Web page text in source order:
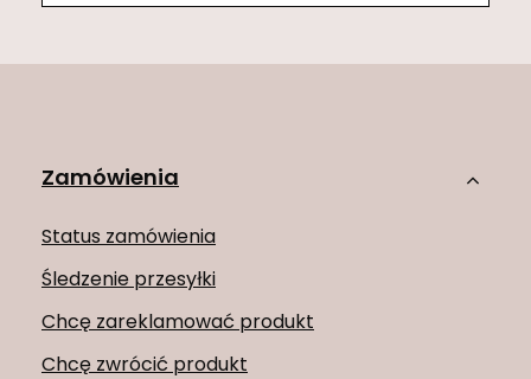
Zamówienia
Status zamówienia
Śledzenie przesyłki
Chcę zareklamować produkt
Chcę zwrócić produkt